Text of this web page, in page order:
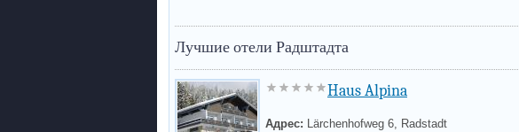
Лучшие отели Радштадта
Haus Alpina
Адрес: Lärchenhofweg 6, Radstadt